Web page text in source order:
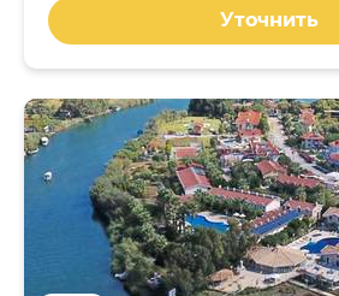
Уточнить